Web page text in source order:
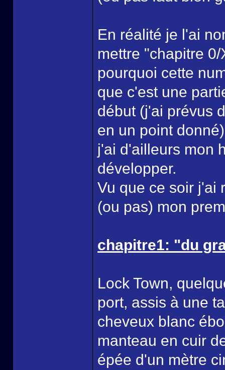
En réalité je l'ai
mettre "chapitre
pourquoi cette
que c'est une
début (j'ai prévus
en un point
j'ai d'ailleurs mon
développer.
Vu que ce soir j'ai
(ou pas) mon
chapitre1: "du
Lock Town,
port, assis à une
cheveux blanc
manteau en cuir
épée d'un mètre